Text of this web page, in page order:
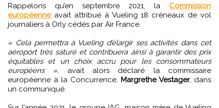
Rappelons qu’en septembre 2021, la Commission
européenneavait attribué à Vueling 18 créneaux de vol
journaliers à Orly cédés par Air France.
« Cela permettra à Vueling d’élargir ses activités dans cet
aéroport très saturé et contribuera ainsi à garantir des prix
équitables et un choix accru pour les consommateurs
européens », avait alors déclaré la commissaire
européenne à la Concurrence, Margrethe Vestager, dans
un communiqué.